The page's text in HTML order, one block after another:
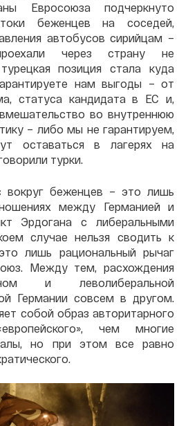
Евросоюза подчеркнуто
беженцев на соседей,
автобусов сирийцам –
через страну не
позиция стала куда
нам выгоды – от
статуса кандидата в ЕС и,
во внутреннюю
– либо мы не гарантируем,
оставаться в лагерях на
турки.
вокруг беженцев – это лишь
между Германией и
Эрдогана с либеральными
случае нельзя сводить к
лишь рациональный рычаг
Между тем, расхождения
и леволиберальной
Германии совсем в другом.
собой образ авторитарного
чем многие
но при этом все равно